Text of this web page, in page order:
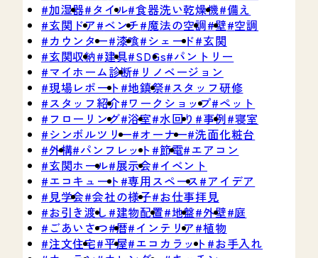
加湿器 タイル 食器洗い乾燥機 備え
玄関ドア ベンチ 魔法の空調 壁 空調
カウンター 漆喰 シェード 玄関
玄関収納 建具 SDGs パントリー
マイホーム診断
リノベージョン
現場レポート 地鎮祭 スタッフ研修
スタッフ紹介 ワークショップ ペット
フローリング 浴室 水回り 事例 寝室
シンボルツリー オーナー 洗面化粧台
外構 パンフレット 節電 エアコン
玄関ホール 展示会 イベント
エコキュート 専用スペース
アイデア
見学会 会社の様子 お仕事拝見
お引き渡し
建物配置 地盤 外壁 庭
ごあいさつ 暦 インテリア 植物
注文住宅 平屋 エコカラット
お手入れ